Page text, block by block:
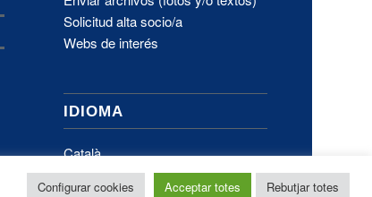
Solicitud alta socio/a
Webs de interés
IDIOMA
Català
Configurar cookies Acceptar totes Rebutjar totes